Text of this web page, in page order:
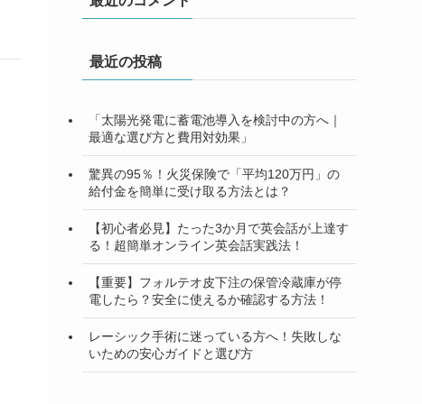
最近の投稿
「太陽光発電に蓄電池導入を検討中の方へ｜
最適な選び方と費用対効果」
驚異の95％！火災保険で「平均120万円」の
給付金を簡単に受け取る方法とは？
【初心者必見】たった3か月で英会話が上達す
る！超簡単オンライン英会話実践法！
【重要】フォルテオ皮下注の保管冷蔵庫が停
電したら？安全に使えるか確認する方法！
レーシック手術に迷っている方へ！失敗しな
いための安心ガイドと選び方